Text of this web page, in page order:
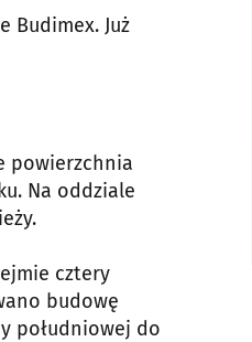
Budimex. Już
powierzchnia
Na oddziale
cztery
budowę
południowej do